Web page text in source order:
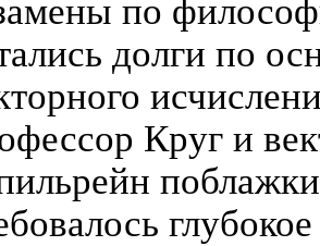
по
долги по
Круг и
поблажки